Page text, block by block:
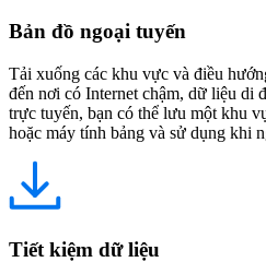
Bản đồ ngoại tuyến
Tải xuống các khu vực và điều
đến nơi có Internet chậm, dữ liệu di
trực tuyến, bạn có thể lưu một khu
hoặc máy tính bảng và sử dụng khi
Tiết kiệm dữ liệu